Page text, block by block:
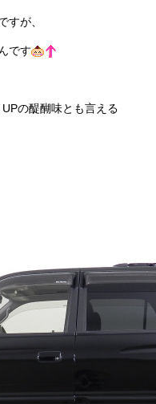
すが、
です
の醍醐味とも言える